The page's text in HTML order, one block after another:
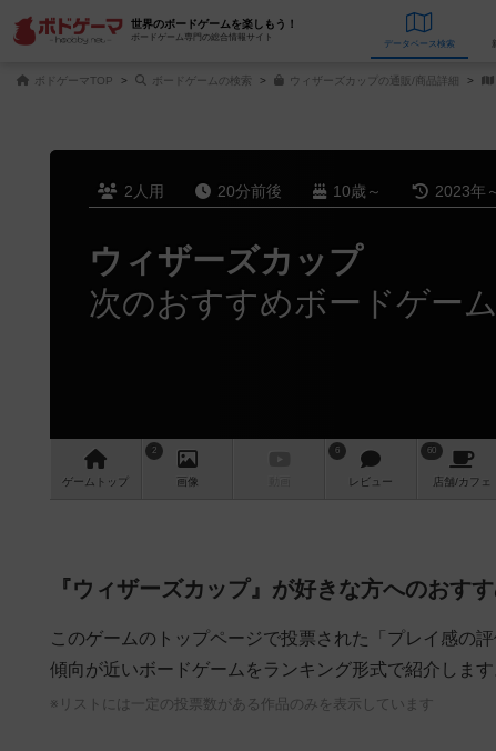
世界のボードゲームを楽しもう！
ボードゲーム専門の総合情報サイト
データベース
ボドゲーマTOP ボードゲームの検索 ウィザーズカップの通販/商品詳細
2人用 20分前後 10歳～ 2023年
ウィザーズカップ
次のおすすめボードゲーム
ゲーム トップ
2
画像
6
レビュー
60
店舗/カフェ
『ウィザーズカップ』が好きな方へのおす
このゲームのトップページで投票された「プレイ感の評
傾向が近いボードゲームをランキング形式で紹介します
※リストには一定の投票数がある作品のみを表示しています